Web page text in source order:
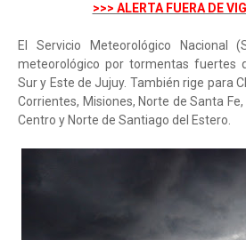
>>> ALERTA FUERA DE
El Servicio Meteorológico Nacional
meteorológico por tormentas fuertes
Sur y Este de Jujuy. También rige para
Corrientes, Misiones, Norte de Santa
Centro y Norte de Santiago del Estero.